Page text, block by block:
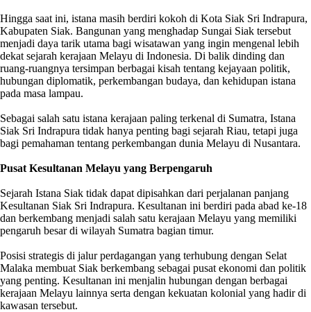
Hingga saat ini, istana masih berdiri kokoh di Kota Siak Sri Indrapura,
Kabupaten Siak. Bangunan yang menghadap Sungai Siak tersebut
menjadi daya tarik utama bagi wisatawan yang ingin mengenal lebih
dekat sejarah kerajaan Melayu di Indonesia. Di balik dinding dan
ruang-ruangnya tersimpan berbagai kisah tentang kejayaan politik,
hubungan diplomatik, perkembangan budaya, dan kehidupan istana
pada masa lampau.
Sebagai salah satu istana kerajaan paling terkenal di Sumatra, Istana
Siak Sri Indrapura tidak hanya penting bagi sejarah Riau, tetapi juga
bagi pemahaman tentang perkembangan dunia Melayu di Nusantara.
Pusat Kesultanan Melayu yang Berpengaruh
Sejarah Istana Siak tidak dapat dipisahkan dari perjalanan panjang
Kesultanan Siak Sri Indrapura. Kesultanan ini berdiri pada abad ke-18
dan berkembang menjadi salah satu kerajaan Melayu yang memiliki
pengaruh besar di wilayah Sumatra bagian timur.
Posisi strategis di jalur perdagangan yang terhubung dengan Selat
Malaka membuat Siak berkembang sebagai pusat ekonomi dan politik
yang penting. Kesultanan ini menjalin hubungan dengan berbagai
kerajaan Melayu lainnya serta dengan kekuatan kolonial yang hadir di
kawasan tersebut.